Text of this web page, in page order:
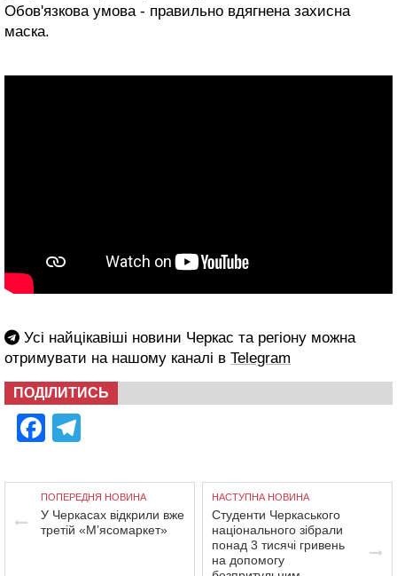
Обов'язкова умова - правильно вдягнена захисна
маска.
Усі найцікавіші новини Черкас та регіону можна
отримувати на нашому каналі в Telegram
ПОДІЛИТИСЬ
Facebook
ПОПЕРЕДНЯ НОВИНА
У Черкасах відкрили вже
третій «М’ясомаркет»
НАСТУПНА НОВИНА
Студенти Черкаського
національного зібрали
понад 3 тисячі гривень
на допомогу